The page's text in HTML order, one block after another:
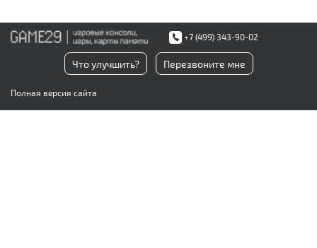
+7 (499) 343-90-02
Что улучшить? Перезвоните мне
Полная версия сайта